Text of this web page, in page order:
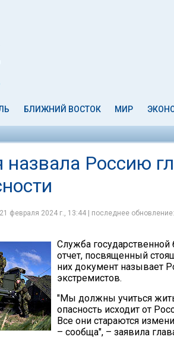
БЛИЖНИЙ ВОСТОК МИР
Россию
февраля 2024 г., 13:44 | последнее
Служба
отчет, посвященный
них документ называет
экстремистов.
"Мы должны учиться
опасность исходит от
Все они стараются
– сообща", – заявила